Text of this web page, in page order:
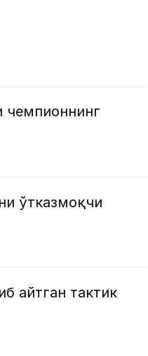
чемпионнинг
ўтказмоқчи
айтган тактик